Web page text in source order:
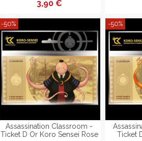
3,90 €
-50%
Assassination Classroom -
Ticket D Or Koro Sensei Rose
-50%
Ticket